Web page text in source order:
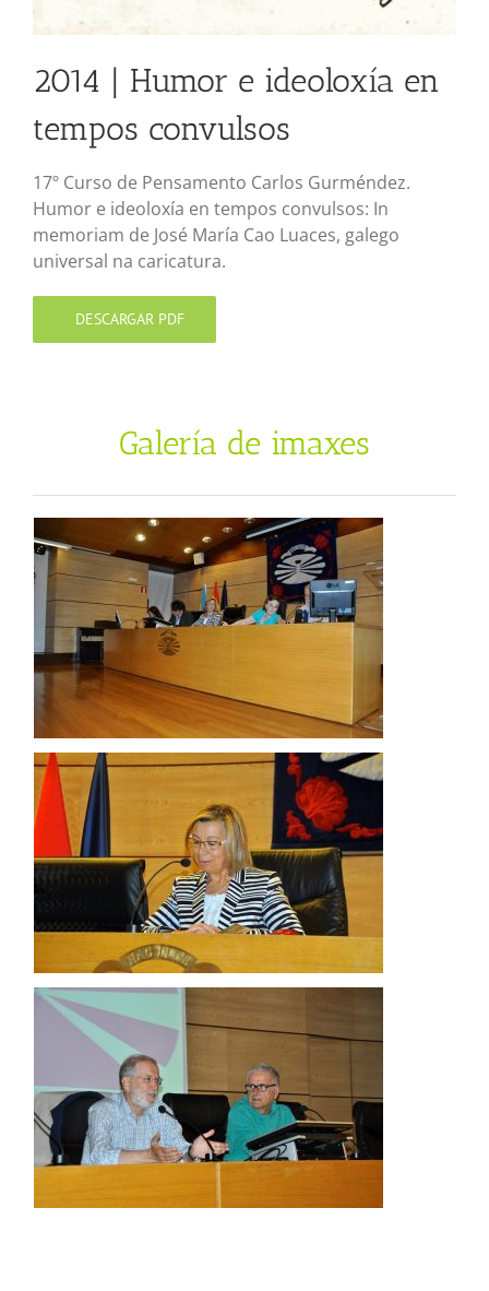
2014 | Humor e ideoloxía en
tempos convulsos
17º Curso de Pensamento Carlos Gurméndez.
Humor e ideoloxía en tempos convulsos: In
memoriam de José María Cao Luaces, galego
universal na caricatura.
DESCARGAR PDF
Galería de imaxes